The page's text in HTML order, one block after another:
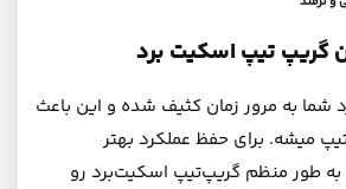
گریپ تیپ اسکیت برد
شما به مرور زمان کثیف شده و این باعث
میشه. برای حفظ عملکرد بهتر
طور منظم گریپ‌تیپ اسکیت‌برد رو